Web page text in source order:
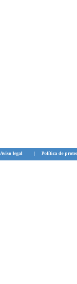
Aviso legal | Política de